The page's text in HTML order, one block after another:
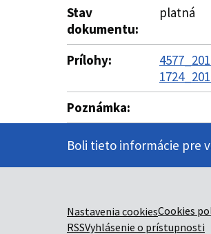
Stav
dokumentu:
platná
Prílohy:
Poznámka:
Boli tieto informácie pre
Nastavenia cookiesCookies
RSSVyhlásenie o prístupnosti